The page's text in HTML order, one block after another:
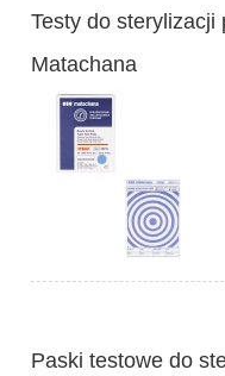
Testy do sterylizacji
Matachana
Paski testowe do